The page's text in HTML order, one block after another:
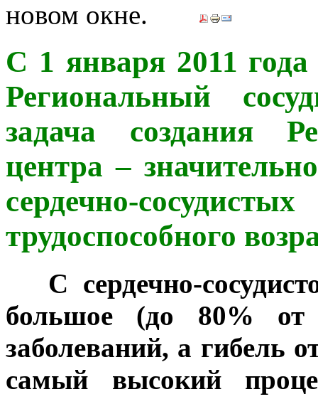
С 1 января 2011 года
Региональный
задача создания
центра –
сердечно-
трудоспособного
С сердечно-
большое (до 80% от
заболеваний, а гибель
самый высокий